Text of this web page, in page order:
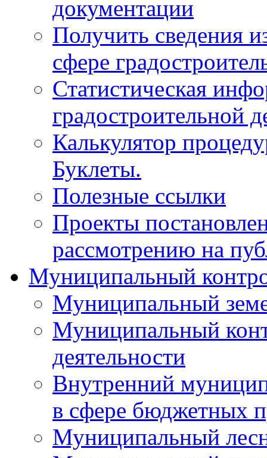
документации
Получить сведения
сфере
Статистическая
градостроительной
Калькулятор
Буклеты.
Полезные ссылки
Проекты
рассмотрению на
Муниципальный
Муниципальный
Муниципальный
деятельности
Внутренний
в сфере бюджетных
Муниципальный